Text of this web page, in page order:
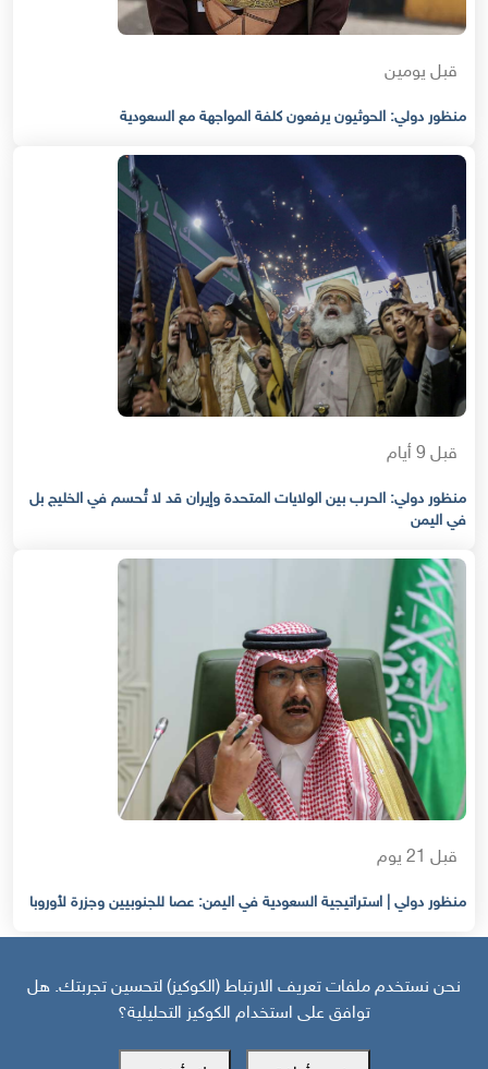
قبل يومين
منظور دولي: الحوثيون يرفعون كلفة المواجهة مع السعودية
قبل 9 أيام
منظور دولي: الحرب بين الولايات المتحدة وإيران قد لا تُحسم في الخليج بل
في اليمن
قبل 21 يوم
منظور دولي | استراتيجية السعودية في اليمن: عصا للجنوبيين وجزرة لأوروبا
نحن نستخدم ملفات تعريف الارتباط (الكوكيز) لتحسين تجربتك. هل
توافق على استخدام الكوكيز التحليلية؟